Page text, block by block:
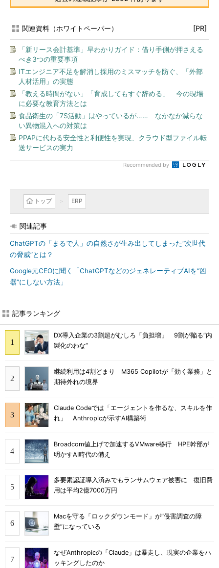
関連資料（ホワイトペーパー） [PR]
「新リース会計基準」早わかりガイド：借り手側が押さえる
べき3つの重要事項
ITエンジニア不足を解消し採用のミスマッチを防ぐ、「外部
人材活用」の実態
「教える時間がない」「育成してもすぐ辞める」 今の現場
に必要な教育方法とは
食品衛生の「7S活動」はやっているが…… なかなか減らな
い異物混入への対策は
PPAPに代わる安全性と利便性を実現、クラウド型ファイル転
送サービスの実力
Recommended by
トップ ERP
関連記事
ChatGPTの「まるで人」の自然さが生み出してしまった“次世代
の脅威”とは？
Google元CEOに聞く「ChatGPTなどのジェネレーティブAIを“凶
器”にしない方法」
記事ランキング
DX導入企業の3割超がむしろ「負担増」 9割が陥る“内
製化のわな”
継続利用は4割どまり M365 Copilotが「効く業務」と
期待外れの境界
Claude Codeでは「エージェントを作るな、スキルを作
れ」 Anthropicが示すAI構築術
Broadcom値上げで加速するVMware移行 HPE幹部が
明かすAI時代の備え
多要素認証導入済みでもランサムウェア被害に 復旧費
用は平均2億7000万円
Macを守る「ロックダウンモード」が“侵害調査の障
壁”になっている
なぜAnthropicの「Claude」は暴走し、現実の企業をハ
ッキングしたのか